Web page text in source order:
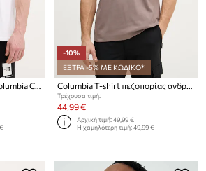
Βαμβακερό μπλουζάκι Columbia CSC
-10%
ΕΞΤΡΑ -5% ΜΕ ΚΩΔΙΚΟ*
Columbia Τ-shirt πεζοπορίας ανδρικό με βαμβάκι Echo Passage
Τρέχουσα τιμή:
44,99 €
Αρχική τιμή:49,99 €
Η χαμηλότερη τιμή:49,99 €